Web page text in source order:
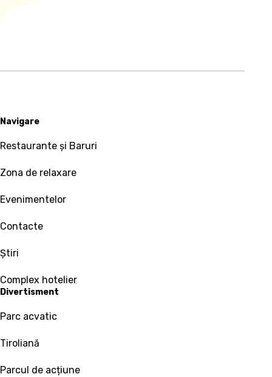
Navigare
Restaurante și Baruri
Zona de relaxare
Evenimentelor
Contacte
Ştiri
Complex hotelier
Divertisment
Parc acvatic
Tiroliană
Parcul de acțiune